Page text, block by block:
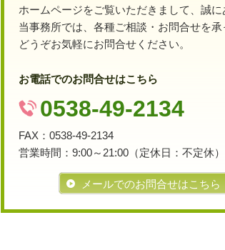
ホームページをご覧いただきまして、誠に
当事務所では、各種ご相談・お問合せを承
どうぞお気軽にお問合せください。
お電話でのお問合せはこちら
0538-49-2134
FAX：0538-49-2134
営業時間： 9:00～21:00（定休日： 不定休）
メールでのお問合せはこちら